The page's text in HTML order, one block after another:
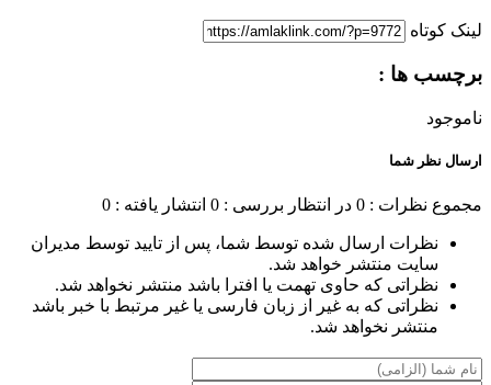
لینک کوتاه
برچسب ها :
ناموجود
ارسال نظر شما
مجموع نظرات : 0 در انتظار بررسی : 0 انتشار یافته : 0
نظرات ارسال شده توسط شما، پس از تایید توسط مدیران
سایت منتشر خواهد شد.
نظراتی که حاوی تهمت یا افترا باشد منتشر نخواهد شد.
نظراتی که به غیر از زبان فارسی یا غیر مرتبط با خبر باشد
منتشر نخواهد شد.